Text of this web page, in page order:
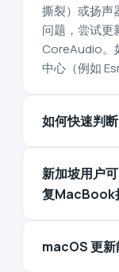
撕裂）或扬声
问题，尝试更
CoreAudio。
中心（例如
如何快速判
新加坡用户
复MacBook
macOS 更新